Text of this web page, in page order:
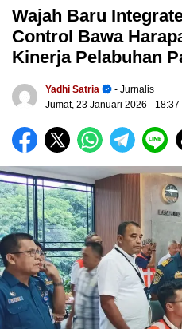
Wajah Baru
Control Bawa
Kinerja Pelabuhan
Yadhi Satria
- Jurnalis
Jumat, 23 Januari 2026 - 18:37